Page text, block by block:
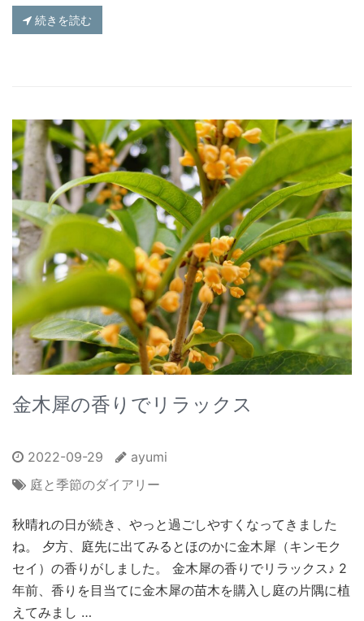
続きを読む
金木犀の香りでリラックス
2022-09-29
ayumi
庭と季節のダイアリー
秋晴れの日が続き、やっと過ごしやすくなってきました
ね。 夕方、庭先に出てみるとほのかに金木犀（キンモク
セイ）の香りがしました。 金木犀の香りでリラックス♪ 2
年前、香りを目当てに金木犀の苗木を購入し庭の片隅に植
えてみまし …